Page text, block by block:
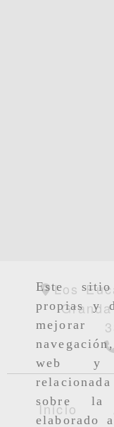
Este
propias y
web y
sobre
elaborado
Los
Inicio